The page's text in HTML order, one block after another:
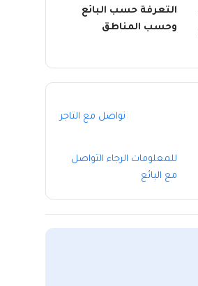
التعرفة حسب البائع
وحسب المناطق
تواصل مع التاجر
للمعلومات الرجاء التواصل
مع البائع